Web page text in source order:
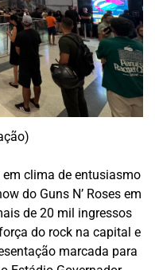
clima de entusiasmo
do Guns N’ Roses em
de 20 mil ingressos
do rock na capital e
marcada para